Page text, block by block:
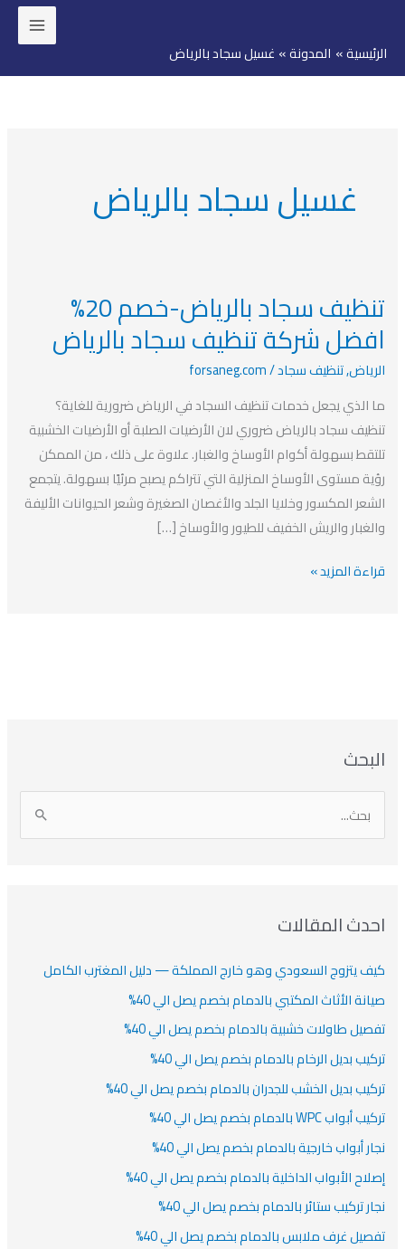
المحتوى
الرئيسية المدونة غسيل سجاد بالرياض
غسيل سجاد بالرياض
تنظيف سجاد بالرياض-خصم 20%
افضل شركة تنظيف سجاد بالرياض
الرياض,تنظيف سجاد/
forsaneg.com
ما الذي يجعل خدمات تنظيف السجاد في الرياض ضرورية للغاية؟
تنظيف سجاد بالرياض ضروري لان الأرضيات الصلبة أو الأرضيات الخشبية
تلتقط بسهولة أكوام الأوساخ والغبار. علاوة على ذلك ، من الممكن
رؤية مستوى الأوساخ المنزلية التي تتراكم يصبح مرئيًا بسهولة. يتجمع
الشعر المكسور وخلايا الجلد والأغصان الصغيرة وشعر الحيوانات الأليفة
والغبار والريش الخفيف للطيور والأوساخ […]
تنظيف
سجاد
بالرياض-
خصم
20%
افضل
شركة
تنظيف
سجاد
بالرياض
قراءة المزيد »
البحث
ل
ث
ن
:
احدث المقالات
كيف يتزوج السعودي وهو خارج المملكة — دليل المغترب الكامل
صيانة الأثاث المكتبي بالدمام بخصم يصل الي 40%
تفصيل طاولات خشبية بالدمام بخصم يصل الي 40%
تركيب بديل الرخام بالدمام بخصم يصل الي 40%
تركيب بديل الخشب للجدران بالدمام بخصم يصل الي 40%
تركيب أبواب WPC بالدمام بخصم يصل الي 40%
نجار أبواب خارجية بالدمام بخصم يصل الي 40%
إصلاح الأبواب الداخلية بالدمام بخصم يصل الي 40%
نجار تركيب ستائر بالدمام بخصم يصل الي 40%
تفصيل غرف ملابس بالدمام بخصم يصل الي 40%
ل
ش
ص
ف
ل
ش
ل
ن
ا